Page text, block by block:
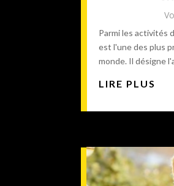
Parmi les activités
est l'une des plus
monde. Il désigne
LIRE PLUS